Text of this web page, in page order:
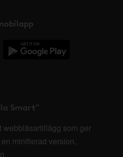
Smart"
webbläsartillägg som ger
minifierad version,